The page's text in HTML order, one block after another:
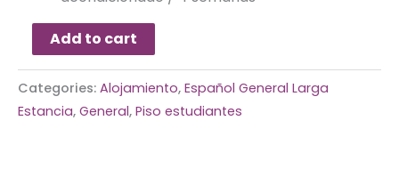
Add to cart
Categories: Alojamiento, Español General Larga
Estancia, General, Piso estudiantes